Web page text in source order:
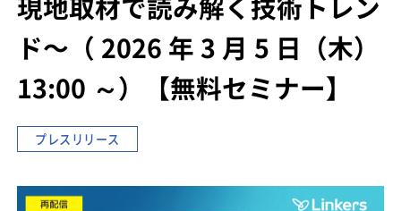
現地取材で読み解く技術トレン
ド〜 （ 2026 年 3 月 5 日（木）
13:00 ～）
【無料セミナー】
プレスリリース